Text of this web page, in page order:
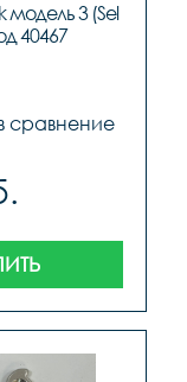
модель 3 (Sel
40467
сравнение